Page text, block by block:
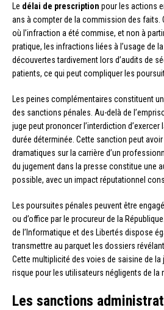
Le délai de prescription pour les actions
ans à compter de la commission des faits.
où l’infraction a été commise, et non à
pratique, les infractions liées à l’usage de
découvertes tardivement lors d’audits de
patients, ce qui peut compliquer les
Les peines complémentaires constituent
des sanctions pénales. Au-delà de
juge peut prononcer l’interdiction
durée déterminée. Cette sanction peut
dramatiques sur la carrière d’un
du jugement dans la presse constitue une
possible, avec un impact réputationnel
Les poursuites pénales peuvent être
ou d’office par le procureur de la
de l’Informatique et des Libertés dispose
transmettre au parquet les dossiers
Cette multiplicité des voies de saisine de
risque pour les utilisateurs négligents de la
Les sanctions